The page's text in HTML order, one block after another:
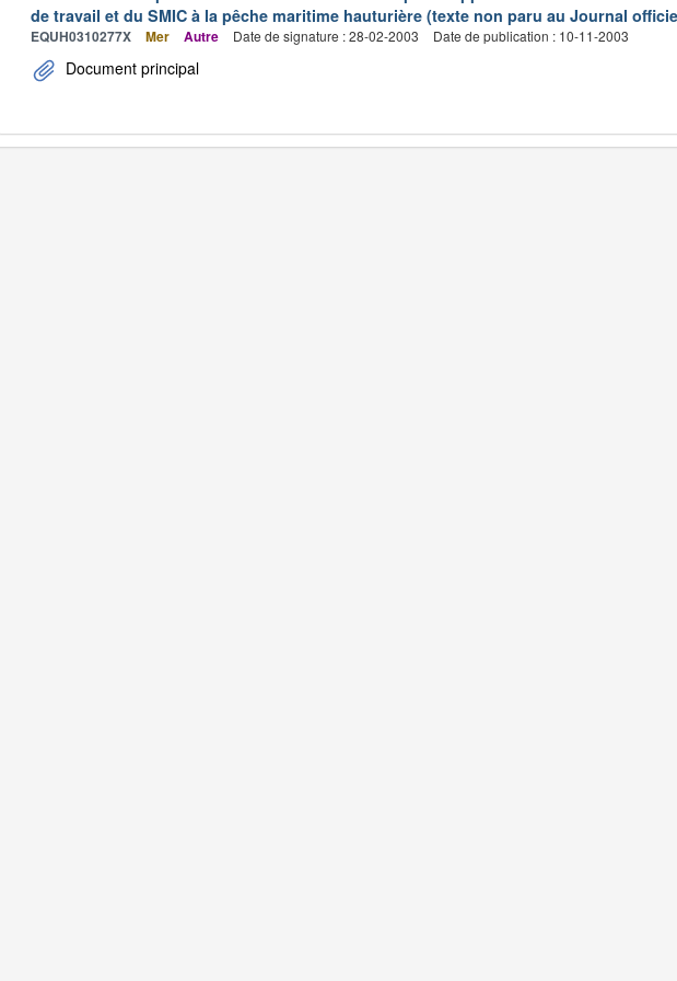
de travail et du SMIC à la pêche maritime hauturière (texte non paru au Journal
EQUH0310277X Mer Autre Date de signature : 28-02-2003 Date de publication : 10-11-2003
Document principal